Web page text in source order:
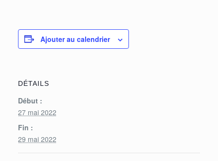
Ajouter au calendrier
DÉTAILS
Début :
27 mai 2022
Fin :
29 mai 2022